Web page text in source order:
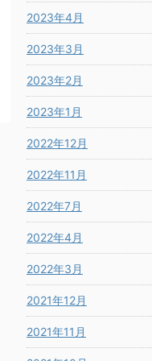
2023年4月
2023年3月
2023年2月
2023年1月
2022年12月
2022年11月
2022年7月
2022年4月
2022年3月
2021年12月
2021年11月